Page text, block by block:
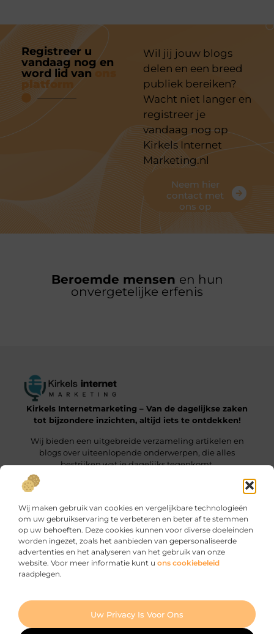
Wij maken gebruik van cookies en vergelijkbare technologieën
om uw gebruikservaring te verbeteren en beter af te stemmen
op uw behoeften. Deze cookies kunnen voor diverse doeleinden
worden ingezet, zoals het aanbieden van gepersonaliseerde
advertenties en het analyseren van het gebruik van onze
website. Voor meer informatie kunt u ons cookiebeleid
raadplegen.
Uw Privacy Is Voor Ons Ga Naar
Registreer u
vandaag nog en
word lid van
platform
Wil jij jouw blogs
delen en een breed
publiek bereiken?
Wacht niet langer en
registreer je
vandaag nog op
Kirkels Internet
Marketing.nl
Neem hier
contact met
ons op
Beroemde mensen en hun
onvergetelijke erfenis
Kirkels Internetmarketing – Van de dagelijkse zaken
tot bijzondere inzichten, altijd iets te ontdekken!
Wij bieden een uitgebreide verzameling artikelen en
blogs over uiteenlopende onderwerpen, die alles
bestrijken wat je dagelijks tegenkomt.
Onze informatie
Bericht categorie
Cookiebeleid (EU)